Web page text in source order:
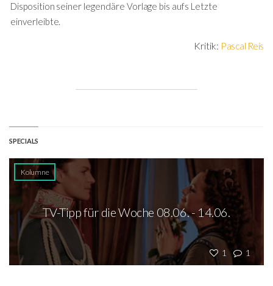
Disposition seiner legendäre Vorlage bis aufs Letzte
einverleibte.
Kritik: Pascal Reis
SPECIALS
Kolumne
1 1
TV-Tipp für die Woche 08.06. - 14.06.